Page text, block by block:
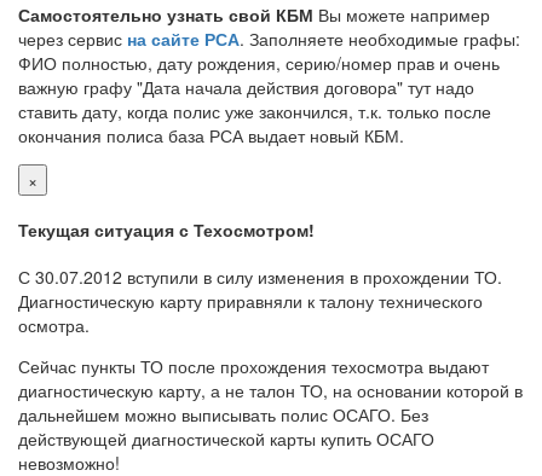
Самостоятельно узнать свой КБМ Вы можете например
через сервис на сайте РСА. Заполняете необходимые графы:
ФИО полностью, дату рождения, серию/номер прав и очень
важную графу "Дата начала действия договора" тут надо
ставить дату, когда полис уже закончился, т.к. только после
окончания полиса база РСА выдает новый КБМ.
×
Текущая ситуация с Техосмотром!
С 30.07.2012 вступили в силу изменения в прохождении ТО.
Диагностическую карту приравняли к талону технического
осмотра.
Сейчас пункты ТО после прохождения техосмотра выдают
диагностическую карту, а не талон ТО, на основании которой в
дальнейшем можно выписывать полис ОСАГО. Без
действующей диагностической карты купить ОСАГО
невозможно!